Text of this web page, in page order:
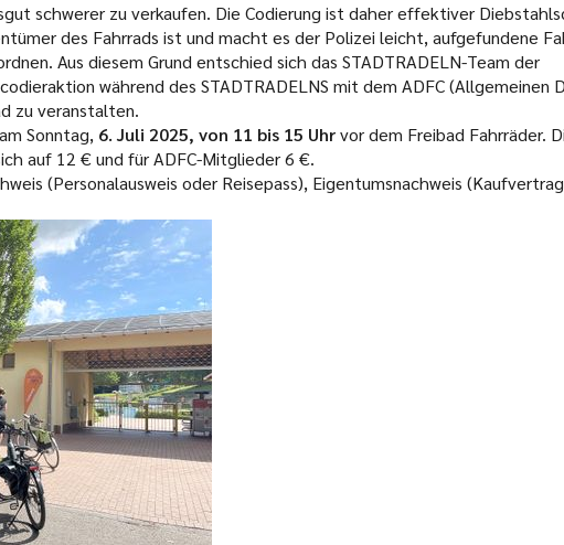
schwerer zu verkaufen. Die Codierung ist daher effektiver
des Fahrrads ist und macht es der Polizei leicht, aufgefundene
Aus diesem Grund entschied sich das STADTRADELN-Team der
während des STADTRADELNS mit dem ADFC (Allgemeinen
zu veranstalten.
Sonntag, 6. Juli 2025, von 11 bis 15 Uhrvor dem Freibad Fahrräder.
auf 12 € und für ADFC-Mitglieder 6 €.
(Personalausweis oder Reisepass), Eigentumsnachweis